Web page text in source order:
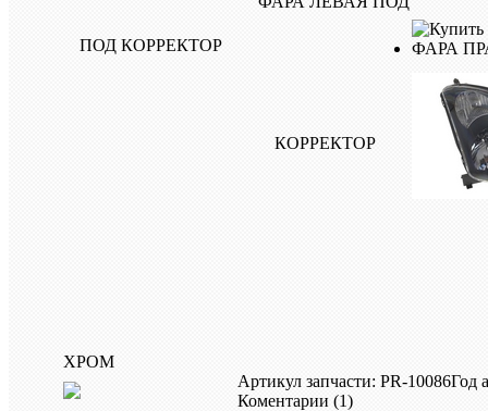
ФАРА
ХРОМ
Артикул запчасти: PR-10086Год
Коментарии (1)